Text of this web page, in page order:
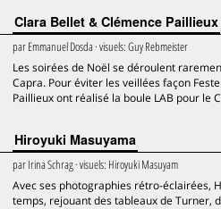
Clara Bellet & Clémence Paillieux
parEmmanuel Dosda · visuels:Guy Rebmeister
Les soirées de Noël se déroulent
Capra. Pour éviter les veillées façon
Paillieux ont réalisé la boule LAB pour le
Hiroyuki Masuyama
parIrina Schrag· visuels: Hiroyuki Masuyam
Avec ses photographies rétro-éclairées,
temps, rejouant des tableaux de Turner,